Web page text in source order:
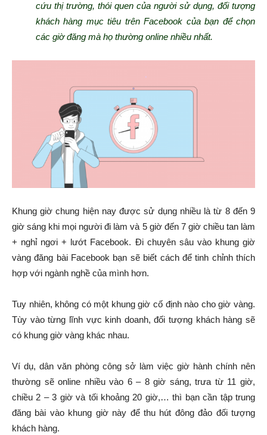
cứu thị trường, thói quen của người sử dụng, đối tượng
khách hàng mục tiêu trên Facebook của bạn để chọn
các giờ đăng mà họ thường online nhiều nhất.
Khung giờ chung hiện nay được sử dụng nhiều là từ 8 đến 9
giờ sáng khi mọi người đi làm và 5 giờ đến 7 giờ chiều tan làm
+ nghỉ ngơi + lướt Facebook. Đi chuyên sâu vào khung giờ
vàng đăng bài Facebook bạn sẽ biết cách để tinh chỉnh thích
hợp với ngành nghề của mình hơn.
Tuy nhiên, không có một khung giờ cố định nào cho giờ vàng.
Tùy vào từng lĩnh vực kinh doanh, đối tượng khách hàng sẽ
có khung giờ vàng khác nhau.
Ví dụ, dân văn phòng công sở làm việc giờ hành chính nên
thường sẽ online nhiều vào 6 – 8 giờ sáng, trưa từ 11 giờ,
chiều 2 – 3 giờ và tối khoảng 20 giờ,… thì bạn cần tập trung
đăng bài vào khung giờ này để thu hút đông đảo đối tượng
khách hàng.